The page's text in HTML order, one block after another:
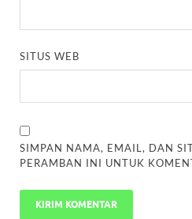
SITUS WEB
SIMPAN NAMA, EMAIL, DAN
PERAMBAN INI UNTUK